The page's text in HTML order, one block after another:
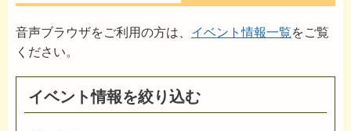
音声ブラウザをご利用の方は、 イベント情報一覧をご覧
ください。
イベント情報を絞り込む